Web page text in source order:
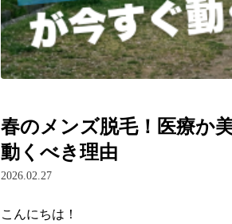
春のメンズ脱毛！医療か
動くべき理由
2026.02.27
こんにちは！